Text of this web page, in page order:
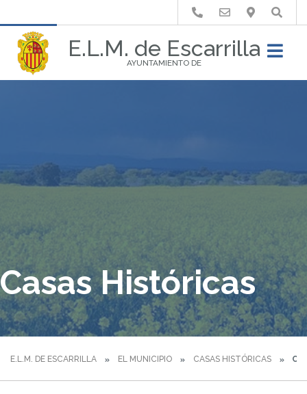
E.L.M. de Escarrilla
AYUNTAMIENTO DE
Buscar
Casas Históricas
E.L.M. DE ESCARRILLA EL MUNICIPIO CASAS HISTÓRICAS